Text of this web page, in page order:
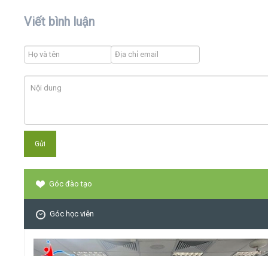
Viết bình luận
Góc đào tạo
Góc học viên